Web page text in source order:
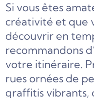
Si vous êtes
créativité et que
découvrir en
recommandons
votre itinéraire.
rues ornées de
graffitis vibrants,